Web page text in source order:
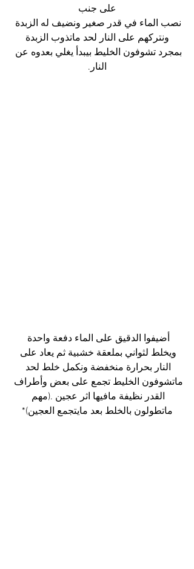
على جنب
نصب الماء في قدر صغير ونضيف له الزبدة
ونتركهم على النار لحد ماتذوب الزبدة
بمجرد تشوفون الخليط بيبدأ يغلي بعدوه عن
النار.
أضيفوا الدقيق على الماء دفعة واحدة
ويخلط لثواني بملعقة خشبية ثم يعاد على
النار بحرارة منخفضة ونكمل خلط لحد
ماتشوفون الخليط تجمع على بعض وأطراف
القدر نظيفة مافيها اثر عجين .(مهم
ماتطولون بالخلط بعد مايتجمع العجين)*